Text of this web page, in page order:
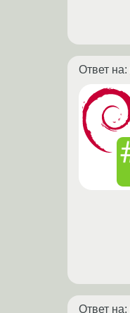
Ответ на:
Ответ на: